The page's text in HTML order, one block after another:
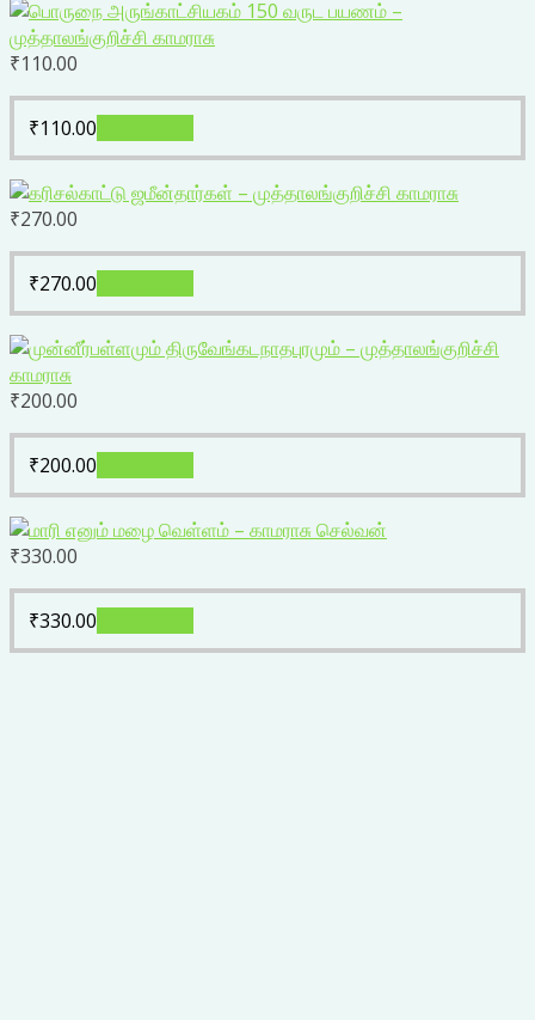
₹110.00
₹110.00
₹270.00
₹270.00
₹200.00
₹200.00
₹330.00
₹330.00